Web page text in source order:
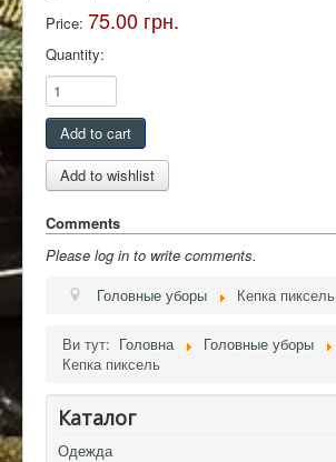
Price: 75.00 грн.
Quantity:
Comments
Please log in to write comments.
Головные уборы
Кепка пиксель
Ви тут: Головна
Головные уборы
Кепка пиксель
Каталог
Одежда